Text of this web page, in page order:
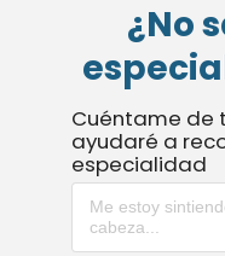
¿No
Cuéntame de
ayudaré a
especialidad